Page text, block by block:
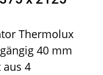
Thermolux
40 mm
aus 4